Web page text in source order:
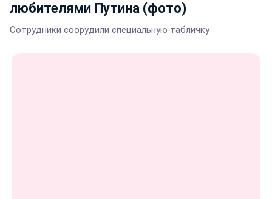
любителями Путина (фото)
Сотрудники соорудили специальную табличку